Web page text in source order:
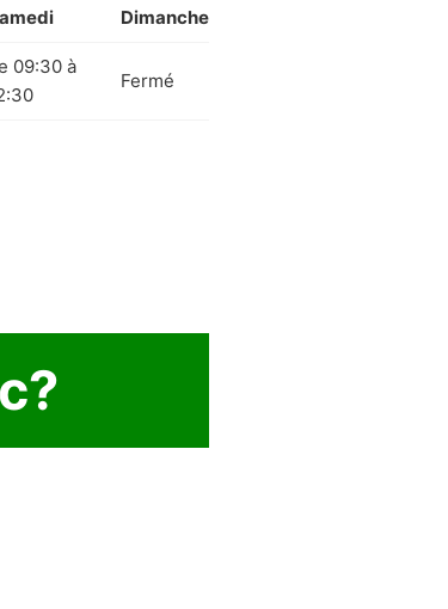
Dimanche
09:30 à
Fermé